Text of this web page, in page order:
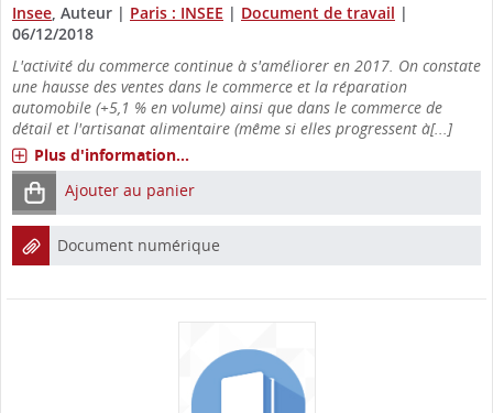
Insee , Auteur | Paris : INSEE | Document de travail |
06/12/2018
L'activité du commerce continue à s'améliorer en 2017. On constate
une hausse des ventes dans le commerce et la réparation
automobile (+5,1 % en volume) ainsi que dans le commerce de
détail et l'artisanat alimentaire (même si elles progressent à[...]
Plus d'information...
Ajouter au panier
Document numérique